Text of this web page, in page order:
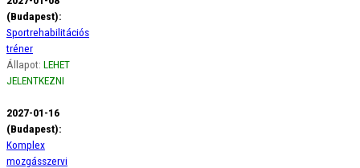
(Budapest):
Sportrehabilitációs
tréner
Állapot: LEHET
JELENTKEZNI
2027-01-16
(Budapest):
Komplex
mozgásszervi